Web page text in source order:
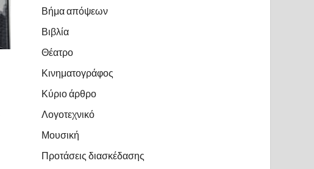
Βήμα απόψεων
Βιβλία
Θέατρο
Κινηματογράφος
Κύριο άρθρο
Λογοτεχνικό
Μουσική
Προτάσεις διασκέδασης